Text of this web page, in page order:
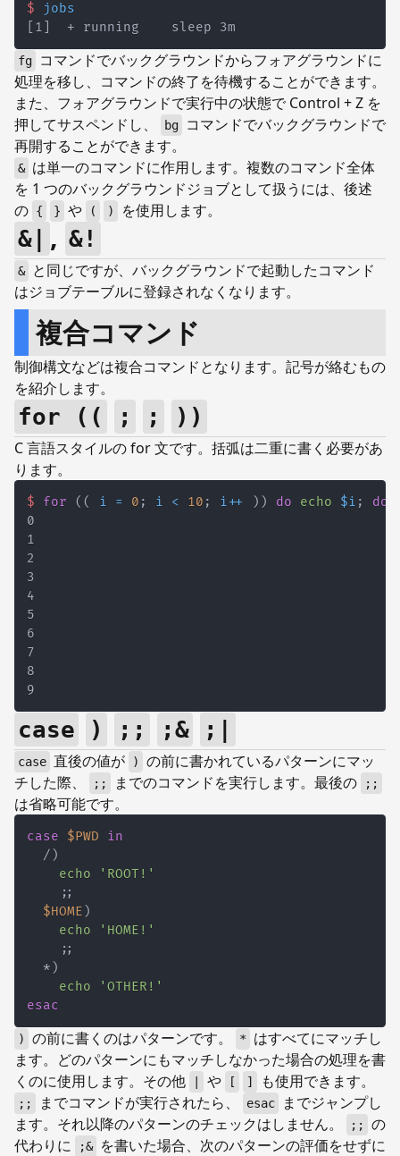
$
jobs
fg
コマンドでバックグラウンドからフォアグラウンドに
処理を移し、コマンドの終了を待機することができます。
また、フォアグラウンドで実行中の状態で Control + Z を
押してサスペンドし、
bg
コマンドでバックグラウンドで
再開することができます。
& は単一のコマンドに作用します。複数のコマンド全体
を 1 つのバックグラウンドジョブとして扱うには、後述
の { } や ( ) を使用します。
&| , &!
&
と同じですが、バックグラウンドで起動したコマンド
はジョブテーブルに登録されなくなります。
複合コマンド
制御構文などは複合コマンドとなります。記号が絡むもの
を紹介します。
for (( ; ; ))
C 言語スタイルの for 文です。括弧は二重に書く必要があ
ります。
$ for (( i = 0 ; i < 10 ; i++ )) do echo $i ;
case ) ;; ;& ;|
case 直後の値が )
の前に書かれているパターンにマッ
チした際、
;; までのコマンドを実行します。最後の ;;
は省略可能です。
case $PWD
in
  /
)
echo
'ROOT!'
;;
$HOME )
echo
'HOME!'
;;
  *
)
echo
'OTHER!'
esac
) の前に書くのはパターンです。 *
はすべてにマッチし
ます。どのパターンにもマッチしなかった場合の処理を書
くのに使用します。その他
や [ ] も使用できます。
;; までコマンドが実行されたら、 esac
までジャンプし
ます。それ以降のパターンのチェックはしません。
;;
の
代わりに
;&
を書いた場合、次のパターンの評価をせずに